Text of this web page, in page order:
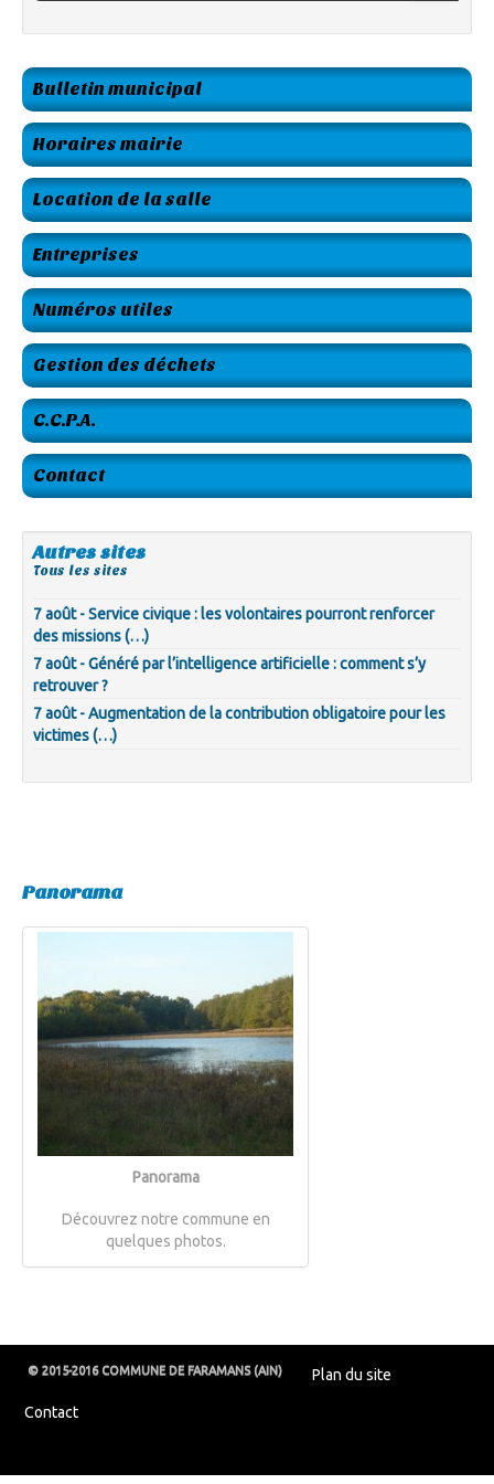
Bulletin municipal
Horaires mairie
Location de la salle
Entreprises
Numéros utiles
Gestion des déchets
C.C.P.A.
Contact
Autres sites
Tous les sites
7 août - Service civique : les volontaires pourront renforcer
des missions (…)
7 août - Généré par l’intelligence artificielle : comment s’y
retrouver ?
7 août - Augmentation de la contribution obligatoire pour les
victimes (…)
Panorama
Panorama
Découvrez notre commune en
quelques photos.
© 2015-2016 COMMUNE DE FARAMANS (AIN) Plan du site
Contact